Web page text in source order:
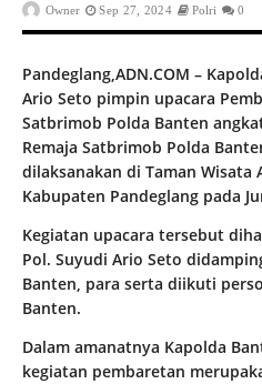
Owner Sep 27, 2024 Polri 0
Pandeglang,ADN.COM –
Ario Seto pimpin upacara
Satbrimob Polda Banten
Remaja Satbrimob Polda
dilaksanakan di Taman Wisata
Kabupaten Pandeglang pada
Kegiatan upacara tersebut
Pol. Suyudi Ario Seto
Banten, para serta diikuti
Banten.
Dalam amanatnya Kapolda
kegiatan pembaretan